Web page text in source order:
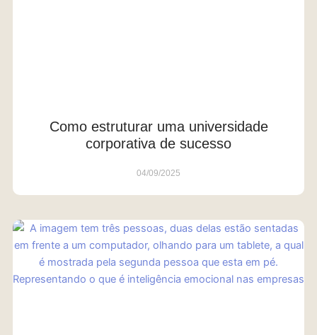
Como estruturar uma universidade
corporativa de sucesso
04/09/2025